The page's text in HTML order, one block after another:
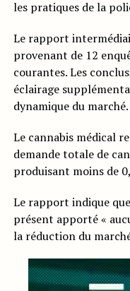
les pratiques de la
Le rapport
provenant de 12
courantes. Les
éclairage
dynamique du marché.
Le cannabis médical
demande totale de
produisant moins de
Le rapport indique
présent apporté «
la réduction du